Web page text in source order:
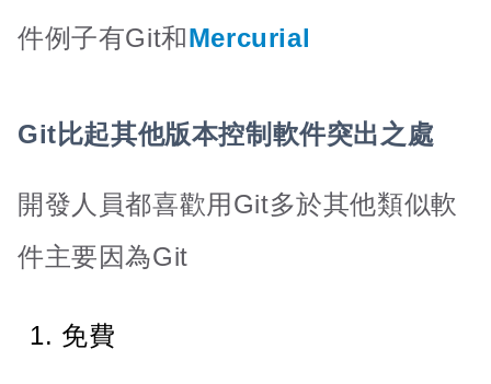
件例子有Git和Mercurial
Git比起其他版本控制軟件突出之處
開發人員都喜歡用Git多於其他類似軟
件主要因為Git
免費